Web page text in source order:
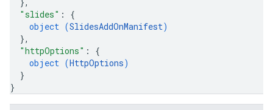
"slides" : {
object (SlidesAddOnManifest)
},
"httpOptions" : {
object (HttpOptions)
}
}